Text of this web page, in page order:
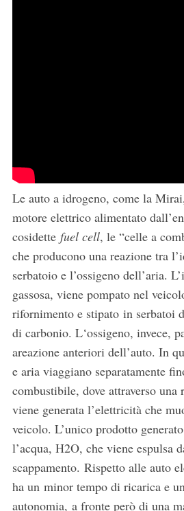
Le auto a idrogeno, come la
motore elettrico alimentato
cosidette fuel cell, le “celle a
che producono una reazione tra
serbatoio e l’ossigeno dell’aria.
gassosa, viene pompato nel
rifornimento e stipato in serbatoi
di carbonio. L‘ossigeno, invece,
areazione anteriori dell’auto. In
e aria viaggiano separatamente
combustibile, dove attraverso una
viene generata l’elettricità che
veicolo. L’unico prodotto
l’acqua, H2O, che viene espulsa
scappamento. Rispetto alle auto
ha un minor tempo di ricarica e
autonomia, a fronte però di una